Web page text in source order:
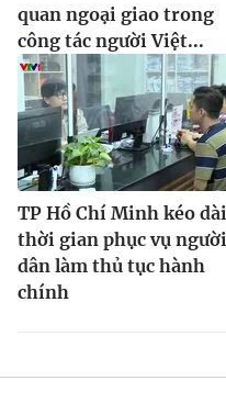
quan ngoại giao trong
công tác người Việt...
TP Hồ Chí Minh kéo dài
thời gian phục vụ người
dân làm thủ tục hành
chính